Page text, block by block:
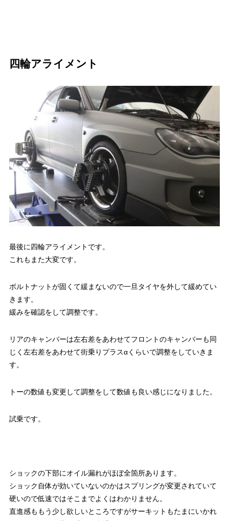
四輪アライメント
最後に四輪アライメントです。
これもまた大変です。
ボルトナットが固くて緩まないので一旦タイヤを外して緩めてい
きます。
緩みを確認をして調整です。
リアのキャンバーは左右差をあわせてフロントのキャンバーも同
じく左右差をあわせて街乗りプラスαくらいで調整をしていきま
す。
トーの数値も変更して調整をして数値も良い感じになりました。
試乗です。
ショックの下部にオイル漏れがほぼ全箇所あります。
ショック自体が効いていないのかはスプリングが変更されていて
硬いので低速ではそこまでよくはわかりません。
直進感ももう少し欲しいところですがサーキットもたまにいかれ